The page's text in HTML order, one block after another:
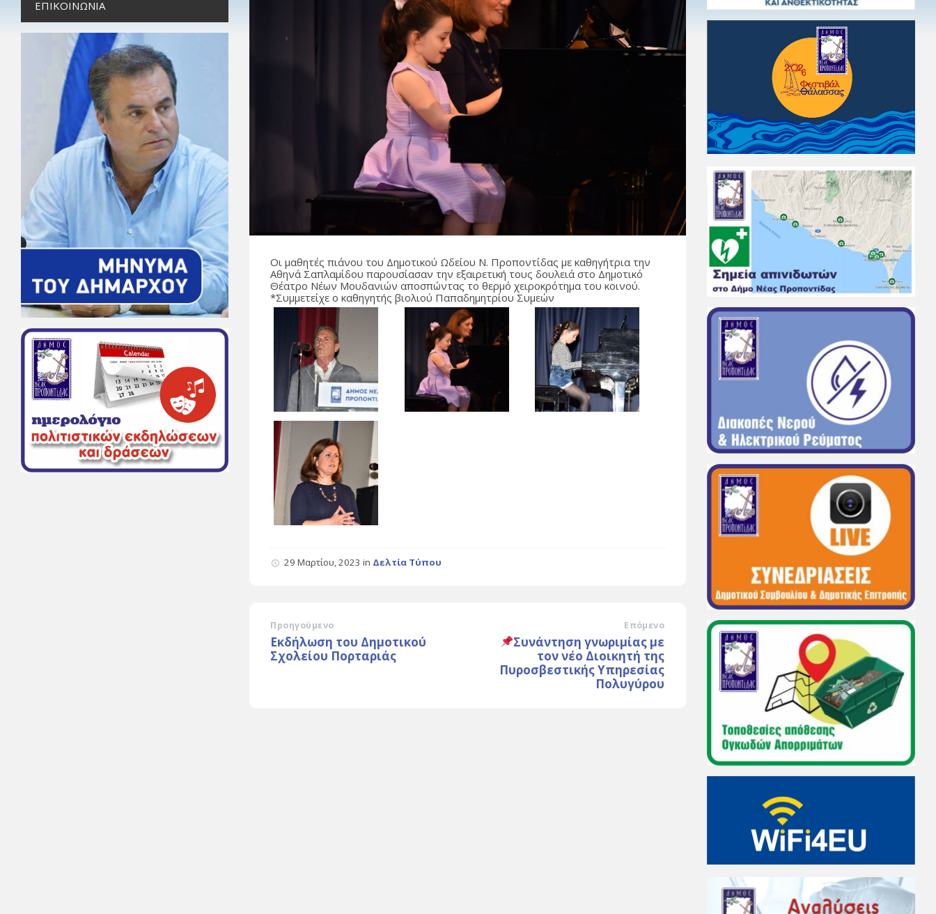
Οι μαθητές πιάνου του Δημοτικού Ωδείου Ν. Προποντίδας με καθηγήτρια την
Αθηνά Σαπλαμίδου παρουσίασαν την εξαιρετική τους δουλειά στο Δημοτικό
Θέατρο Νέων Μουδανιών αποσπώντας το θερμό χειροκρότημα του κοινού.
*Συμμετείχε ο καθηγητής βιολιού Παπαδημητρίου Συμεών
29 Μαρτίου, 2023in Δελτία Τύπου
Προηγούμενο
Εκδήλωση του Δημοτικού
Σχολείου Πορταριάς
Επόμενο
Συνάντηση γνωριμίας με
τον νέο Διοικητή της
Πυροσβεστικής Υπηρεσίας
Πολυγύρου
ΕΠΙΚΟΙΝΩΝΊΑ